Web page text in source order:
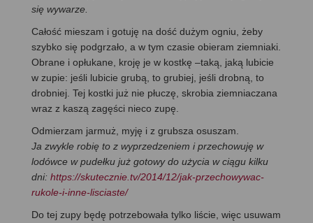
się wywarze.
Całość mieszam i gotuję na dość dużym ogniu, żeby
szybko się podgrzało, a w tym czasie obieram ziemniaki.
Obrane i opłukane, kroję je w kostkę –taką, jaką lubicie
w zupie: jeśli lubicie grubą, to grubiej, jeśli drobną, to
drobniej. Tej kostki już nie płuczę, skrobia ziemniaczana
wraz z kaszą zagęści nieco zupę.
Odmierzam jarmuż, myję i z grubsza osuszam.
Ja zwykle robię to z wyprzedzeniem i przechowuję w
lodówce w pudełku już gotowy do użycia w ciągu kilku
dni: https://skutecznie.tv/2014/12/jak-przechowywac-
rukole-i-inne-lisciaste/
Do tej zupy będę potrzebowała tylko liście, więc usuwam